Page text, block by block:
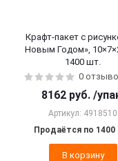
Крафт-пакет с
Новым Годом»,
1400 шт.
0
8162 руб. /
Артикул: 4918510
Продаётся по
В корзину